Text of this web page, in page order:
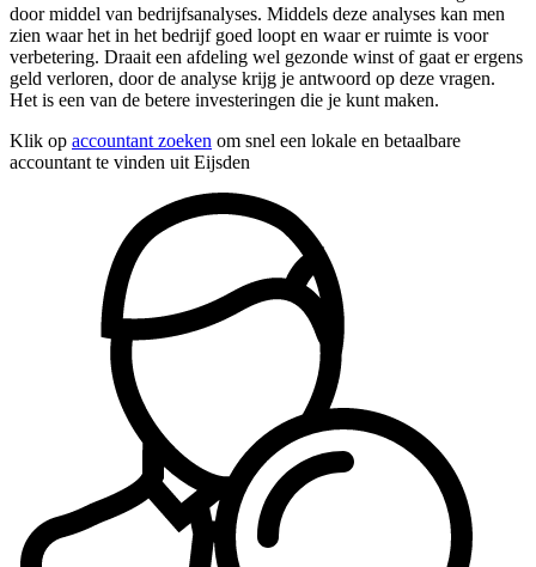
door middel van bedrijfsanalyses. Middels deze analyses kan men
zien waar het in het bedrijf goed loopt en waar er ruimte is voor
verbetering. Draait een afdeling wel gezonde winst of gaat er ergens
geld verloren, door de analyse krijg je antwoord op deze vragen.
Het is een van de betere investeringen die je kunt maken.
Klik op accountant zoeken om snel een lokale en betaalbare
accountant te vinden uit Eijsden